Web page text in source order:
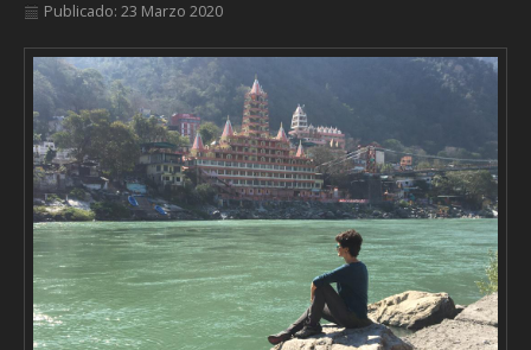
Publicado: 23 Marzo 2020